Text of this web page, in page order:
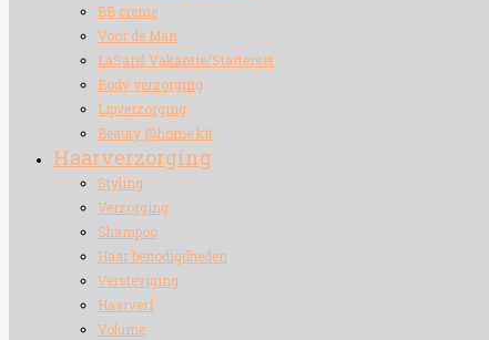
BB creme
Voor de Man
LaSarel Vakantie/Starterset
Body verzorging
Lipverzorging
Beauty @home kit
Haarverzorging
Styling
Verzorging
Shampoo
Haar benodigdheden
Versteviging
Haarverf
Volume